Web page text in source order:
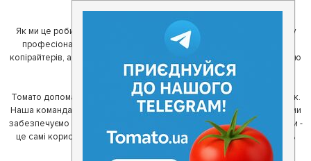
Як ми це робимо? Для початку, ми зібрали приголомшливу команду
професіоналів - фахівців з дизайну, програмування, маркетингу,
копірайтерів, а за сумісництвом - любителів гарної їжі. З їх допомогою
ми створили Томато.
Томато допомагає своїм користувачам знайти цікаві місця неподалік.
Наша команда регулярно зв'язується з ресторанами - таким чином ми
забезпечуємо актуальність інформації. Друга частина нашої команди -
це самі користувачі, які діляться своїми враженнями і допомагають
один одному у виборі кращих місць.